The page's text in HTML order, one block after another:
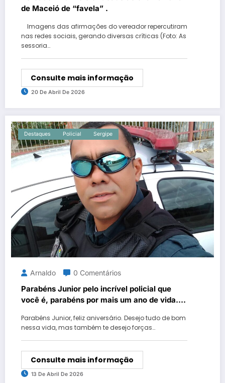
de Maceió de “favela” .
Imagens das afirmações do vereador repercutiram
nas redes sociais, gerando diversas críticas (Foto: As
sessoria…
Consulte mais informação
20 De Abril De 2026
Destaques Policial Sergipe
Arnaldo 0 Comentários
Parabéns Junior pelo incrível policial que
você é, parabéns por mais um ano de vida.
que você tem..
Parabéns Junior, feliz aniversário. Desejo tudo de bom
nessa vida, mas também te desejo forças…
Consulte mais informação
13 De Abril De 2026